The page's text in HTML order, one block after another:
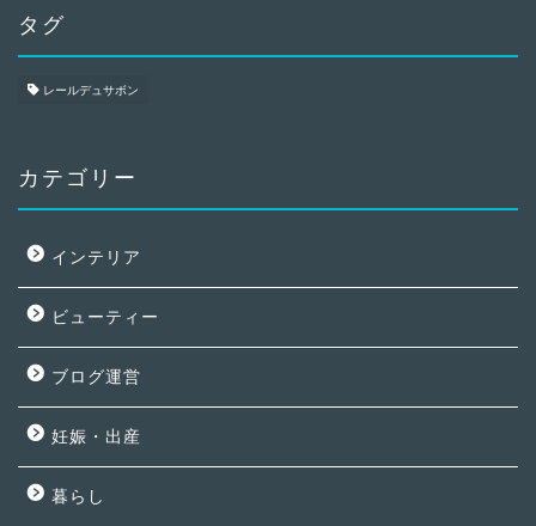
タグ
レールデュサボン
カテゴリー
インテリア
ビューティー
ブログ運営
妊娠・出産
暮らし